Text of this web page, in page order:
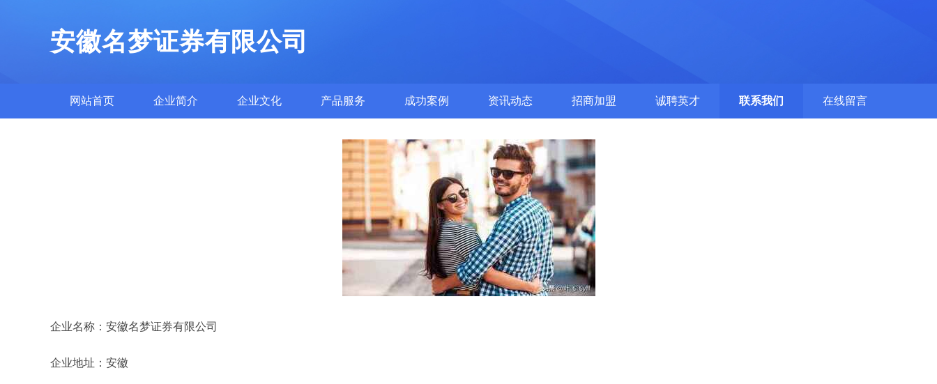
安徽名梦证券有限公司
网站首页 企业简介 企业文化 产品服务 成功案例 资讯动态 招商加盟 诚聘英才 联系我们 在线留言
企业名称：安徽名梦证券有限公司
企业地址：安徽